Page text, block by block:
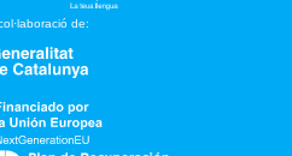
de: